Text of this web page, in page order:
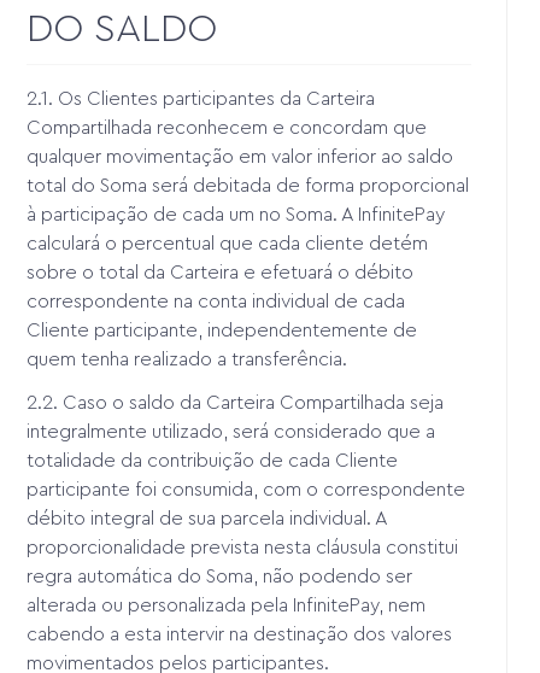
DO SALDO
2.1. Os Clientes participantes da Carteira
Compartilhada reconhecem e concordam que
qualquer movimentação em valor inferior ao saldo
total do Soma será debitada de forma proporcional
à participação de cada um no Soma. A InfinitePay
calculará o percentual que cada cliente detém
sobre o total da Carteira e efetuará o débito
correspondente na conta individual de cada
Cliente participante, independentemente de
quem tenha realizado a transferência.
2.2. Caso o saldo da Carteira Compartilhada seja
integralmente utilizado, será considerado que a
totalidade da contribuição de cada Cliente
participante foi consumida, com o correspondente
débito integral de sua parcela individual. A
proporcionalidade prevista nesta cláusula constitui
regra automática do Soma, não podendo ser
alterada ou personalizada pela InfinitePay, nem
cabendo a esta intervir na destinação dos valores
movimentados pelos participantes.